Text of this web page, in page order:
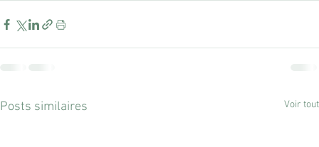
Posts similaires Voir tout